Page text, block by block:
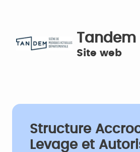
Tandem
Site web
Structure
Levage et